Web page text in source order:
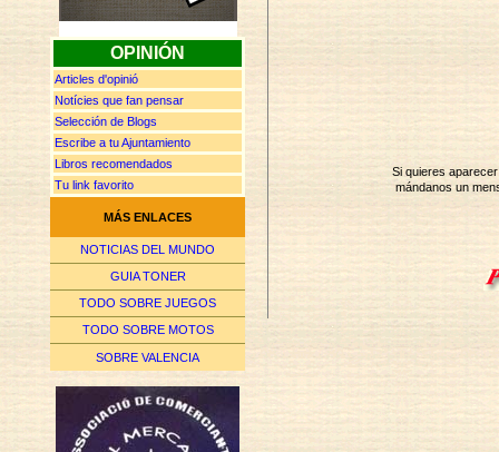
OPINIÓN
Articles d'opinió
Notícies que fan pensar
Selección de Blogs
Escribe a tu Ajuntamiento
Libros recomendados
Tu link favorito
MÁS ENLACES
NOTICIAS DEL MUNDO
GUIA TONER
TODO SOBRE JUEGOS
TODO SOBRE MOTOS
SOBRE VALENCIA
Si quieres
mándanos un